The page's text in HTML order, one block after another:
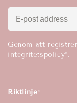
Genom att
integritetspolicy*.
Riktlinjer